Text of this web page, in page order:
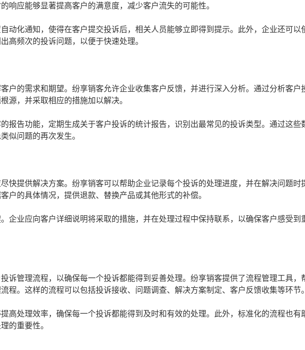
响应能够显著提高客户的满意度，减少客户流失的可能性。
动化通知，使得在客户提交投诉后，相关人员能够立即得到提示。此外，企业还可以
高频次的投诉问题，以便于快速处理。
户的需求和期望。纷享销客允许企业收集客户反馈，并进行深入分析。通过分析客户
源，并采取相应的措施加以解决。
报告功能，定期生成关于客户投诉的统计报告，识别出最常见的投诉类型。通过这些
似问题的再次发生。
快提供解决方案。纷享销客可以帮助企业记录每个投诉的处理进度，并在解决问题时
户的具体情况，提供退款、替换产品或其他形式的补偿。
企业应向客户详细说明将采取的措施，并在处理过程中保持联系，以确保客户感受到
诉管理流程，以确保每一个投诉都能得到妥善处理。纷享销客提供了流程管理工具，
程。这样的流程可以包括投诉接收、问题调查、解决方案制定、客户反馈收集等环节。
高处理效率，确保每一个投诉都能得到及时和有效的处理。此外，标准化的流程也有
的重要性。